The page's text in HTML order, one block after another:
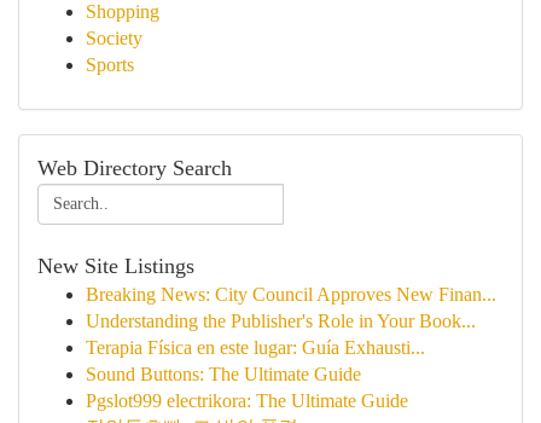
Shopping
Society
Sports
Web Directory Search
New Site Listings
Breaking News: City Council Approves New Finan...
Understanding the Publisher's Role in Your Book...
Terapia Física en este lugar: Guía Exhausti...
Sound Buttons: The Ultimate Guide
Pgslot999 electrikora: The Ultimate Guide